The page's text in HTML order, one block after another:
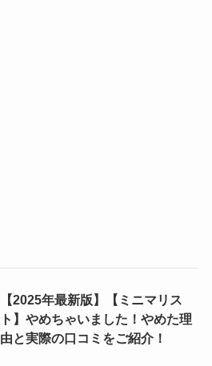
【2025年最新版】【ミニマリス
ト】やめちゃいました！やめた理
由と実際の口コミをご紹介！